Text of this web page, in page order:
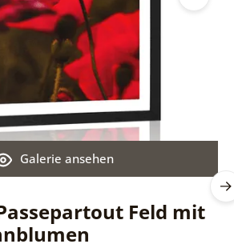
Feld mit
Galerie ansehen